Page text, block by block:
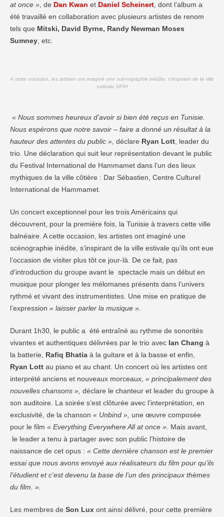
at once » , de Dan Kwan et Daniel Scheinert , dont l’album a
été travaillé en collaboration avec plusieurs artistes de renom
tels que Mitski, David Byrne, Randy Newman Moses
Sumney , etc.
A cette occasion, les artistes ont imaginé une scénographie inédite, s’inspirant de la ville
estivale ©FIH
« Nous sommes heureux d’avoir si bien été reçus en Tunisie.
Nous espérons que notre savoir – faire a donné un résultat à la
hauteur des attentes du public », déclare Ryan Lott , leader du
trio. Une déclaration qui suit leur représentation devant le public
du Festival International de Hammamet dans l’un des lieux
mythiques de la ville côtière : Dar Sébastien, Centre Culturel
International de Hammamet.
Un concert exceptionnel pour les trois Américains qui
découvrent, pour la première fois, la Tunisie à travers cette ville
balnéaire. A cette occasion, les artistes ont imaginé une
scénographie inédite, s’inspirant de la ville estivale qu’ils ont eue
l’occasion de visiter plus tôt ce jour-là. De ce fait, pas
d’introduction du groupe avant le spectacle mais un début en
musique pour plonger les mélomanes présents dans l’univers
rythmé et vivant des instrumentistes. Une mise en pratique de
l’expression « laisser parler la musique ».
Durant 1h30, le public a été entraîné au rythme de sonorités
vivantes et authentiques délivrées par le trio avec Ian Chang à
la batterie, Rafiq Bhatia à la guitare et à la basse et enfin,
Ryan Lott au piano et au chant. Un concert où les artistes ont
interprété anciens et nouveaux morceaux, « principalement des
nouvelles chansons », déclare le chanteur et leader du groupe à
son auditoire. La soirée s’est clôturée avec l’interprétation, en
exclusivité, de la chanson « Unbind », une œuvre composée
pour le film « Everything Everywhere All at once » . Mais avant,
le leader a tenu à partager avec son public l’histoire de
naissance de cet opus : « Cette dernière chanson est le premier
essai que nous avons envoyé aux réalisateurs du film pour qu’ils
l’étudient et c’est devenu la base de l’un des principaux thèmes
du film. ».
Les membres de Son Lux ont ainsi délivré, pour cette première